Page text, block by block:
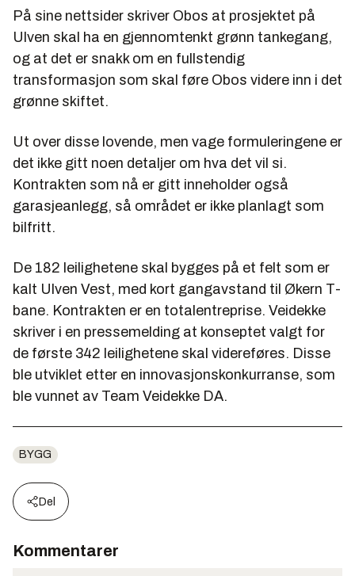
På sine nettsider skriver Obos at prosjektet på
Ulven skal ha en gjennomtenkt grønn tankegang,
og at det er snakk om en fullstendig
transformasjon som skal føre Obos videre inn i det
grønne skiftet.
Ut over disse lovende, men vage formuleringene er
det ikke gitt noen detaljer om hva det vil si.
Kontrakten som nå er gitt inneholder også
garasjeanlegg, så området er ikke planlagt som
bilfritt.
De 182 leilighetene skal bygges på et felt som er
kalt Ulven Vest, med kort gangavstand til Økern T-
bane. Kontrakten er en totalentreprise. Veidekke
skriver i en pressemelding at konseptet valgt for
de første 342 leilighetene skal videreføres. Disse
ble utviklet etter en innovasjonskonkurranse, som
ble vunnet av Team Veidekke DA.
BYGG
Del
Kommentarer